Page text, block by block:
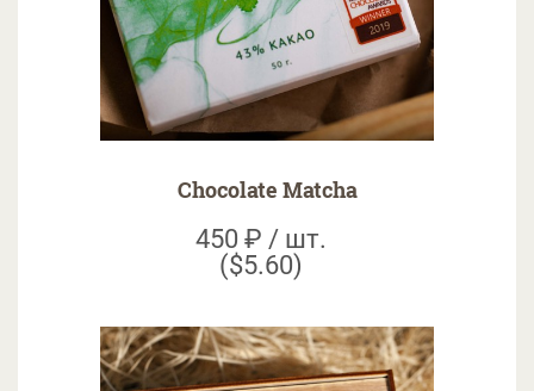
Chocolate Matcha
450 ₽ / шт.
($5.60)